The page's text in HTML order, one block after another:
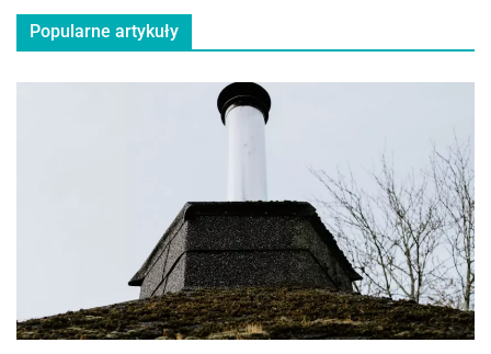
Popularne artykuły